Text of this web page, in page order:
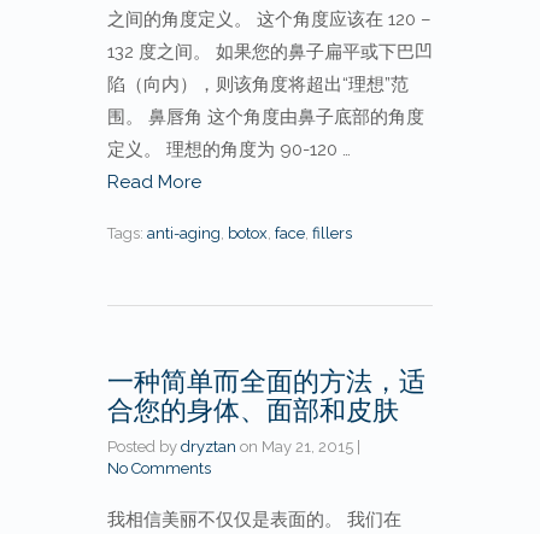
之间的角度定义。 这个角度应该在 120 –
132 度之间。 如果您的鼻子扁平或下巴凹
陷（向内），则该角度将超出“理想”范
围。 鼻唇角 这个角度由鼻子底部的角度
定义。 理想的角度为 90-120 …
Read More
Tags: anti-aging, botox, face, fillers
一种简单而全面的方法，适
合您的身体、面部和皮肤
Posted by dryztan on May 21, 2015
No Comments
我相信美丽不仅仅是表面的。 我们在